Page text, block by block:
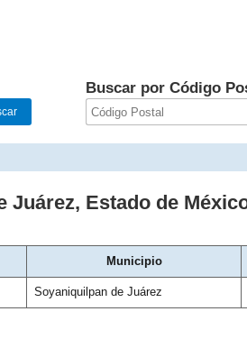
Buscar por Código
Juárez, Estado de
Municipio
Soyaniquilpan de Juárez